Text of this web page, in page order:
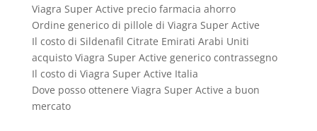
Viagra Super Active precio farmacia ahorro
Ordine generico di pillole di Viagra Super Active
Il costo di Sildenafil Citrate Emirati Arabi Uniti
acquisto Viagra Super Active generico contrassegno
Il costo di Viagra Super Active Italia
Dove posso ottenere Viagra Super Active a buon
mercato